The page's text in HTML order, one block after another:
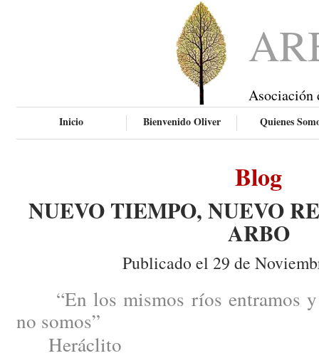
Asociación
Inicio Bienvenido Oliver Quienes
Blog
NUEVO TIEMPO, NUEVO
ARBO
Publicado el 29 de
“En los mismos ríos entramos y
no somos”
Heráclito